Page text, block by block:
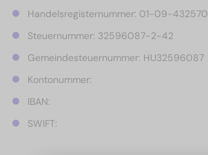
Handelsregisternummer: 01-09-432570
Steuernummer: 32596087-2-42
Gemeindesteuernummer: HU32596087
Kontonummer:
IBAN:
SWIFT: